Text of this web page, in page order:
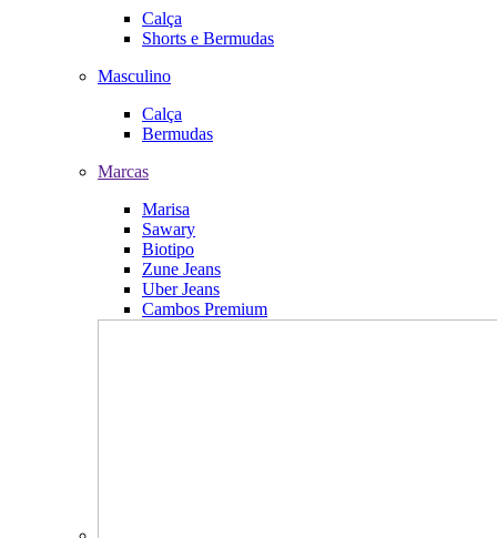
Calça
Shorts e Bermudas
Masculino
Calça
Bermudas
Marcas
Marisa
Sawary
Biotipo
Zune Jeans
Uber Jeans
Cambos Premium